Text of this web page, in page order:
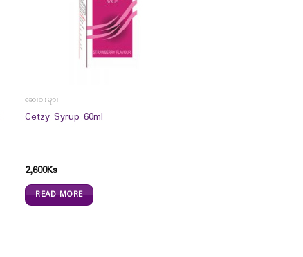
ဆေးဝါးများ
Cetzy Syrup 60ml
2,600Ks
READ MORE